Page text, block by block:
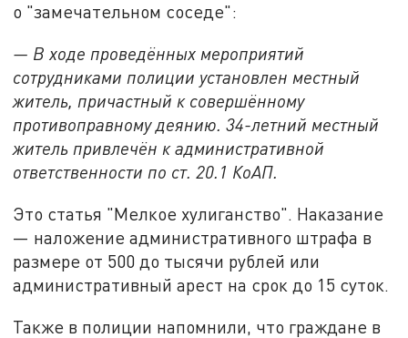
о "замечательном соседе":
— В ходе проведённых мероприятий
сотрудниками полиции установлен местный
житель, причастный к совершённому
противоправному деянию. 34-летний местный
житель привлечён к административной
ответственности по ст. 20.1 КоАП.
Это статья "Мелкое хулиганство". Наказание
— наложение административного штрафа в
размере от 500 до тысячи рублей или
административный арест на срок до 15 суток.
Также в полиции напомнили, что граждане в